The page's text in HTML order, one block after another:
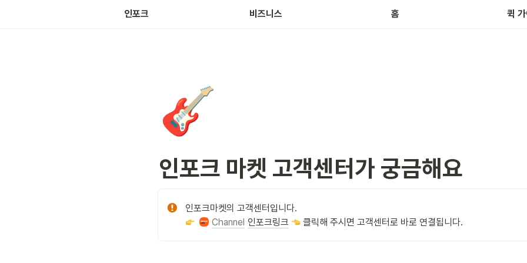
인포크 비즈니스 홈 퀵
마켓 브
🎸
인포크 마켓 고객센터가 궁금해요
Channel 인포크링크 클릭해 주시면 고객센터로 바로 연결됩니다.